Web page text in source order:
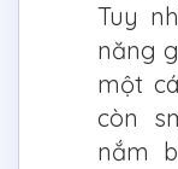
Tuy
năng
một
còn
nắm